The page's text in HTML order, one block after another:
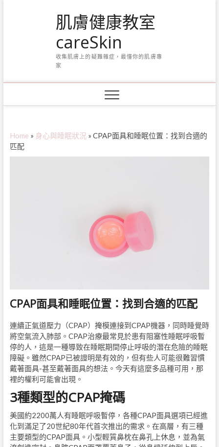
肌膚健康教室
careSkin
收集肌膚上的疑難雜症，最懂你的肌膚專
家
Home » 身心與睡眠狀況 » CPAP面具和睡眠位置：找到合適的
匹配
CPAP面具和睡眠位置：找到合適的匹配
連續正氣道壓力（CPAP）掩模連接到CPAP機器，同時睡覺時
將空氣流入肺部。CPAP治療最常見於患有阻塞性睡眠呼吸暫
停的人，這是一種導致在睡眠期間停止呼吸的潛在危險的睡眠
障礙。雖然CPAP已被證明是有效的，但有些人可能很難習慣
戴著面具-甚至戴著面具的想法。今天有這麼多品種可用，那
裡的權利可能會出現。
3種類型的CPAP掩碼
美國約2200萬人有睡眠呼吸暫停，各種CPAP面具選項已經進
化到滿足了20世紀80年代首次推出的需求。在高層，有三種
主要類型的CPAP面具。小型輕質鼻枕在鼻孔上休息，並為氣